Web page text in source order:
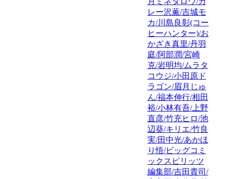
レー沢薫/吉城モ
カ/川島良彰(コー
ヒーハンター)/お
かざき真里/丹羽
庭/阿部潤/宮崎
克/岩明均/ムラタ
コウジ/小田原ド
ラゴン/眉月じゅ
ん/福本伸行/相田
裕/小林有吾/上野
直彦/竹充ヒロ/池
辺葵/キリエ/竹良
実/田中光/あかほ
り悟/ビッグコミ
ックスピリッツ
編集部/吉田貴司/